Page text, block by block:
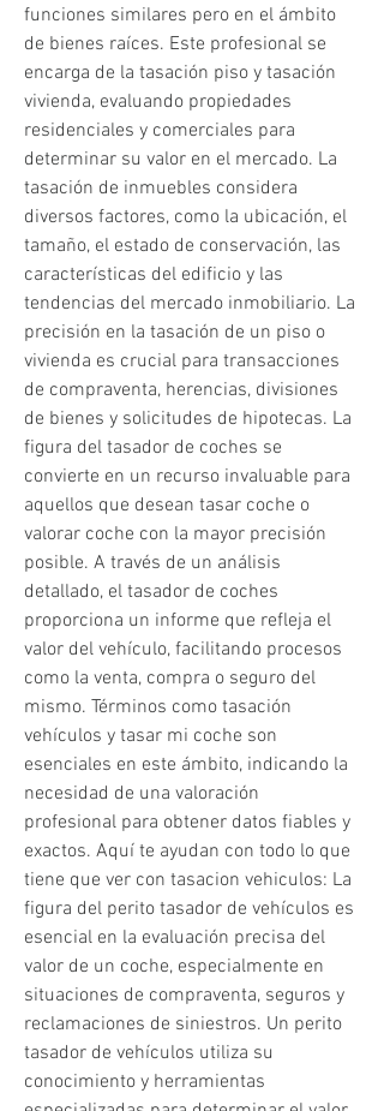
funciones similares pero en el ámbito
de bienes raíces. Este profesional se
encarga de la tasación piso y tasación
vivienda, evaluando propiedades
residenciales y comerciales para
determinar su valor en el mercado. La
tasación de inmuebles considera
diversos factores, como la ubicación, el
tamaño, el estado de conservación, las
características del edificio y las
tendencias del mercado inmobiliario. La
precisión en la tasación de un piso o
vivienda es crucial para transacciones
de compraventa, herencias, divisiones
de bienes y solicitudes de hipotecas. La
figura del tasador de coches se
convierte en un recurso invaluable para
aquellos que desean tasar coche o
valorar coche con la mayor precisión
posible. A través de un análisis
detallado, el tasador de coches
proporciona un informe que refleja el
valor del vehículo, facilitando procesos
como la venta, compra o seguro del
mismo. Términos como tasación
vehículos y tasar mi coche son
esenciales en este ámbito, indicando la
necesidad de una valoración
profesional para obtener datos fiables y
exactos. Aquí te ayudan con todo lo que
tiene que ver con tasacion vehiculos: La
figura del perito tasador de vehículos es
esencial en la evaluación precisa del
valor de un coche, especialmente en
situaciones de compraventa, seguros y
reclamaciones de siniestros. Un perito
tasador de vehículos utiliza su
conocimiento y herramientas